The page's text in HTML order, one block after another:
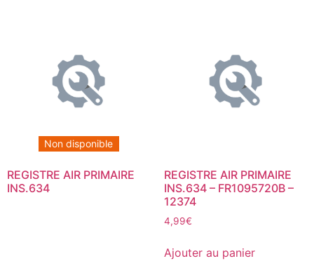
Non disponible
REGISTRE AIR PRIMAIRE
INS.634
REGISTRE AIR PRIMAIRE
INS.634 – FR1095720B –
12374
4,99€
Ajouter au panier